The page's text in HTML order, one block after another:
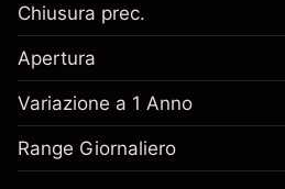
Chiusura prec.
Apertura
Variazione a 1 Anno
Range Giornaliero